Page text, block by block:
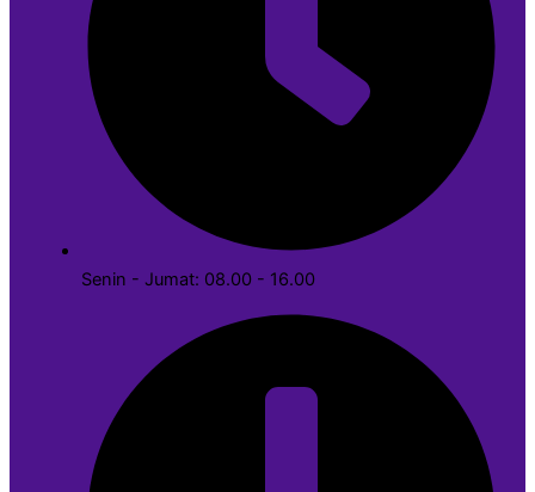
Senin - Jumat: 08.00 - 16.00